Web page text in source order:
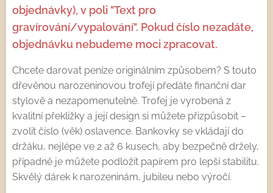
objednávky), v poli "Text pro
gravírování/vypalování". Pokud číslo nezadáte,
objednávku nebudeme moci zpracovat.
Chcete darovat peníze originálním způsobem? S touto
dřevěnou narozeninovou trofejí předáte finanční dar
stylově a nezapomenutelně. Trofej je vyrobená z
kvalitní překližky a její design si můžete přizpůsobit –
zvolit číslo (věk) oslavence. Bankovky se vkládají do
držáku, nejlépe ve 2 až 6 kusech, aby bezpečně držely,
případně je můžete podložit papírem pro lepší stabilitu.
Skvělý dárek k narozeninám, jubileu nebo výročí.